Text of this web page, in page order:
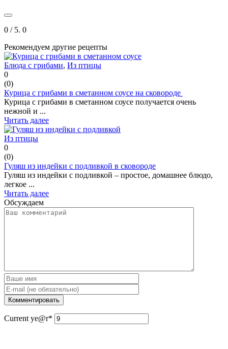
0 / 5. 0
Рекомендуем другие рецепты
Блюда с грибами, Из птицы
0
(0)
Курица с грибами в сметанном соусе на сковороде
Курица с грибами в сметанном соусе получается очень
нежной и ...
Читать далее
Из птицы
0
(0)
Гуляш из индейки с подливкой в сковороде
Гуляш из индейки с подливкой – простое, домашнее блюдо,
легкое ...
Читать далее
Обсуждаем
Current ye@r*